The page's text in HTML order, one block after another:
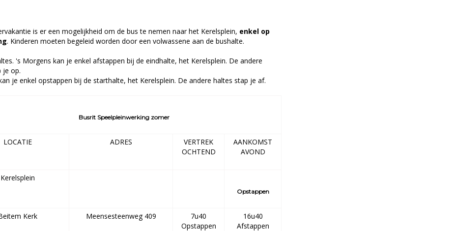
is er een mogelijkheid om de bus te nemen naar het Kerelsplein, enkel op
. Kinderen moeten begeleid worden door een volwassene aan de bushalte.
's Morgens kan je enkel afstappen bij de eindhalte, het Kerelsplein. De andere
je op.
je enkel opstappen bij de starthalte, het Kerelsplein. De andere haltes stap je af.
Busrit Speelpleinwerking zomer
LOCATIE ADRES
VERTREK
OCHTEND
AANKOMST
AVOND
Kerelsplein
Opstappen
Kerk Meensesteenweg 409
7u40
Opstappen
16u40
Afstappen